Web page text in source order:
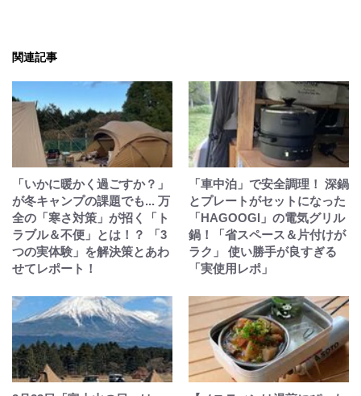
関連記事
「いかに暖かく過ごすか？」
が冬キャンプの課題でも... 万
全の「寒さ対策」が招く「ト
ラブル＆不便」とは！？ 「3
つの実体験」を解決策とあわ
せてレポート！
「車中泊」で安全調理！ 深鍋
とプレートがセットになった
「HAGOOGI」の電気グリル
鍋！「省スペース＆片付けが
ラク」 使い勝手が良すぎる
「実使用レポ」